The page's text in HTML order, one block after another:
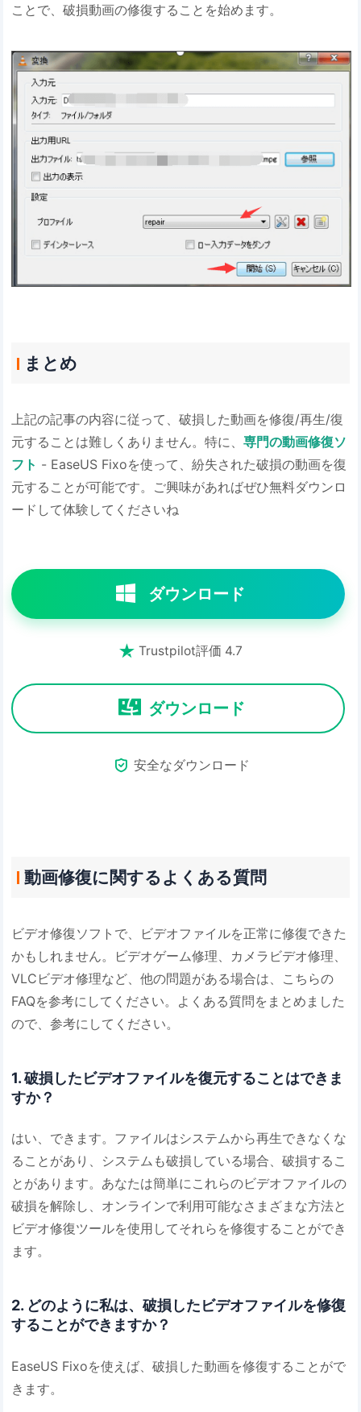
ことで、破損動画の修復することを始めます。
まとめ
上記の記事の内容に従って、破損した動画を修復/再生/復
元することは難しくありません。特に、専門の動画修復ソ
フト - EaseUS Fixoを使って、紛失された破損の動画を復
元することが可能です。ご興味があればぜひ無料ダウンロ
ードして体験してくださいね
ダウンロード
 Trustpilot評価 4.7
ダウンロード
 安全なダウンロード
動画修復に関するよくある質問
ビデオ修復ソフトで、ビデオファイルを正常に修復できた
かもしれません。ビデオゲーム修理、カメラビデオ修理、
VLCビデオ修理など、他の問題がある場合は、こちらの
FAQを参考にしてください。よくある質問をまとめました
ので、参考にしてください。
1. 破損したビデオファイルを復元することはできま
すか？
はい、できます。ファイルはシステムから再生できなくな
ることがあり、システムも破損している場合、破損するこ
とがあります。あなたは簡単にこれらのビデオファイルの
破損を解除し、オンラインで利用可能なさまざまな方法と
ビデオ修復ツールを使用してそれらを修復することができ
ます。
2. どのように私は、破損したビデオファイルを修復
することができますか？
EaseUS Fixoを使えば、破損した動画を修復することがで
きます。